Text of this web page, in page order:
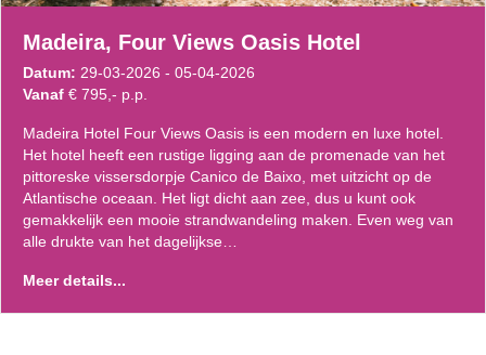
Madeira, Four Views Oasis Hotel
Datum: 29-03-2026 - 05-04-2026
Vanaf € 795,- p.p.
Madeira Hotel Four Views Oasis is een modern en luxe hotel.
Het hotel heeft een rustige ligging aan de promenade van het
pittoreske vissersdorpje Canico de Baixo, met uitzicht op de
Atlantische oceaan. Het ligt dicht aan zee, dus u kunt ook
gemakkelijk een mooie strandwandeling maken. Even weg van
alle drukte van het dagelijkse…
Meer details...